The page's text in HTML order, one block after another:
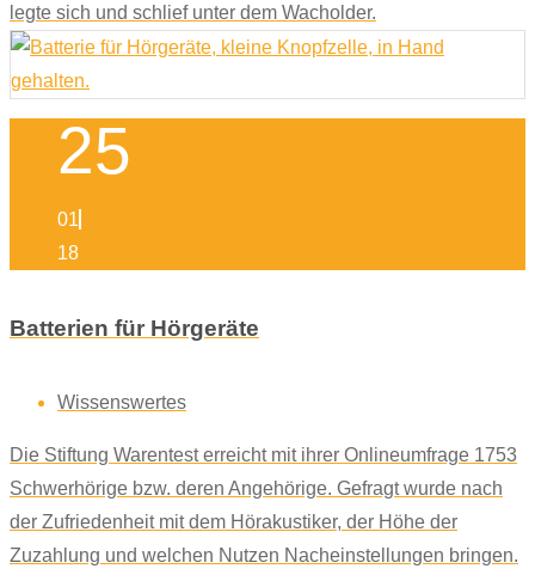
legte sich und schlief unter dem Wacholder.
25
01
18
Batterien für Hörgeräte
Wissenswertes
Die Stiftung Warentest erreicht mit ihrer Onlineumfrage 1753
Schwerhörige bzw. deren Angehörige. Gefragt wurde nach
der Zufriedenheit mit dem Hörakustiker, der Höhe der
Zuzahlung und welchen Nutzen Nacheinstellungen bringen.